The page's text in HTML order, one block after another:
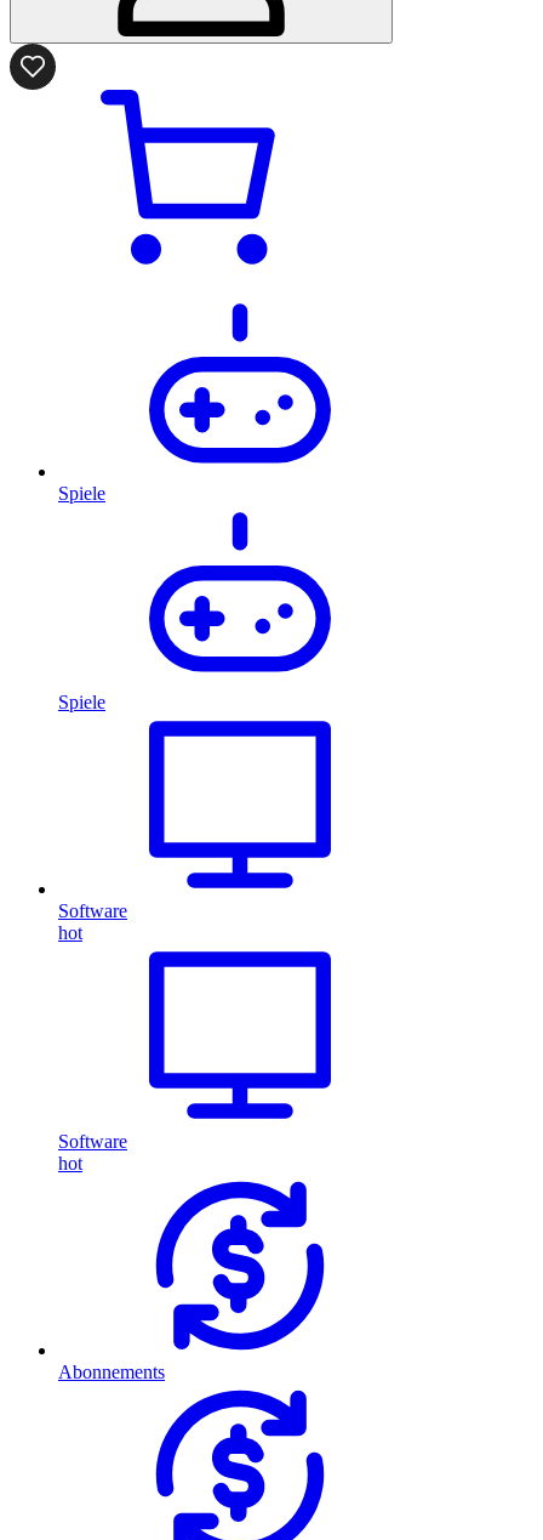
Spiele
Spiele
Software
hot
Software
hot
Abonnements